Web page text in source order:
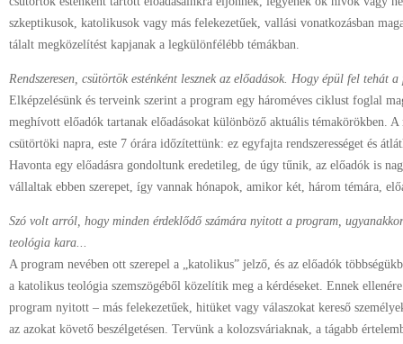
szkeptikusok, katolikusok vagy más felekezetűek, vallási vonatkozásban
tálalt megközelítést kapjanak a legkülönfélébb témákban.
Rendszeresen, csütörtök esténként lesznek az előadások. Hogy épül fel tehát a
Elképzelésünk és terveink szerint a program egy hároméves ciklust foglal
meghívott előadók tartanak előadásokat különböző aktuális témakörökben.
csütörtöki napra, este 7 órára időzítettünk: ez egyfajta rendszerességet és
Havonta egy előadásra gondoltunk eredetileg, de úgy tűnik, az előadók is
vállaltak ebben szerepet, így vannak hónapok, amikor két, három témára,
Szó volt arról, hogy minden érdeklődő számára nyitott a program,
teológia kara...
A program nevében ott szerepel a „katolikus” jelző, és az előadók
a katolikus teológia szemszögéből közelítik meg a kérdéseket. Ennek
program nyitott – más felekezetűek, hitüket vagy válaszokat kereső
az azokat követő beszélgetésen. Tervünk a kolozsváriaknak, a tágabb